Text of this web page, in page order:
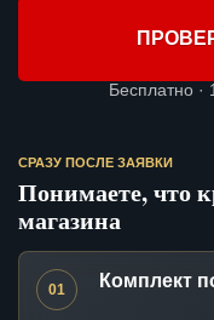
Бесплатно ·
СРАЗУ ПОСЛЕ ЗАЯВКИ
Понимаете, что
магазина
01 Комплект